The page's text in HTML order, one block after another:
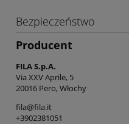
Bezpieczeństwo
Producent
FILA S.p.A.
Via XXV Aprile, 5
20016 Pero, Włochy
fila@fila.it
+3902381051